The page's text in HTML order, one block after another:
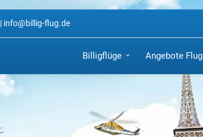
| info@billig-flug.de
Billigflüge Angebote Flug